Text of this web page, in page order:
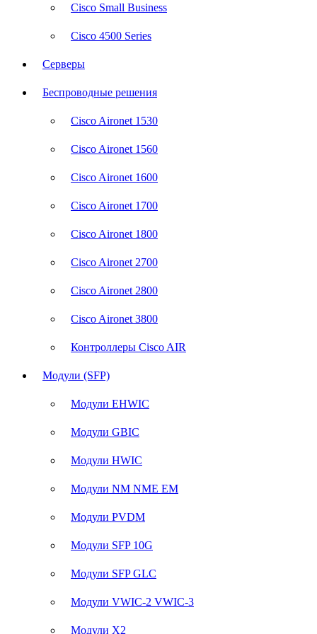
Cisco Small Business
Cisco 4500 Series
Серверы
Беспроводные решения
Cisco Aironet 1530
Cisco Aironet 1560
Cisco Aironet 1600
Cisco Aironet 1700
Cisco Aironet 1800
Cisco Aironet 2700
Cisco Aironet 2800
Cisco Aironet 3800
Контроллеры Cisco AIR
Модули (SFP)
Модули EHWIC
Модули GBIC
Модули HWIC
Модули NM NME EM
Модули PVDM
Модули SFP 10G
Модули SFP GLC
Модули VWIC-2 VWIC-3
Модули X2